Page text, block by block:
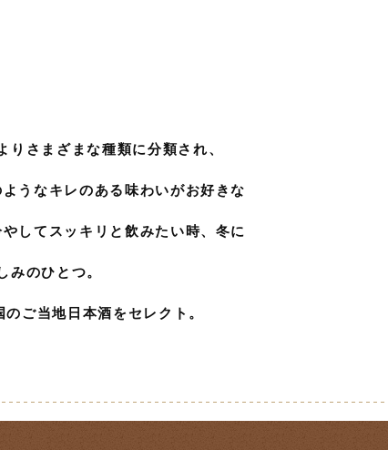
さまざまな種類に分類され、
うなキレのある味わいがお好きな
してスッキリと飲みたい時、冬に
みのひとつ。
ご当地日本酒をセレクト。